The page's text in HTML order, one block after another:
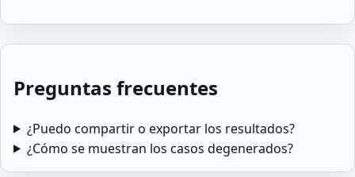
Preguntas frecuentes
¿Puedo compartir o exportar los resultados?
¿Cómo se muestran los casos degenerados?